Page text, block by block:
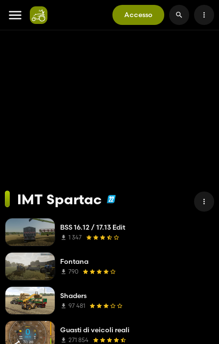
Accesso
IMT Spartac
BSS 16.12 / 17.13 Edit
1 347
Fontana
790
Shaders
97 481
Guasti di veicoli reali
271 854